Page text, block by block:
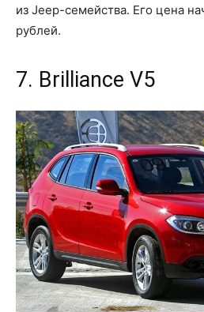
из Jeep-семейства. Его цена
рублей.
7. Brilliance V5